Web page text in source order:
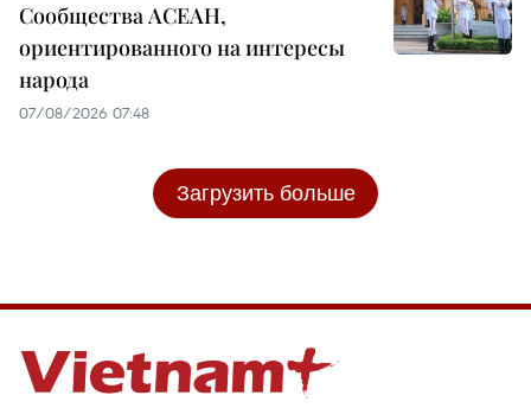
Сообщества АСЕАН,
ориентированного на интересы
народа
07/08/2026 07:48
Загрузить больше